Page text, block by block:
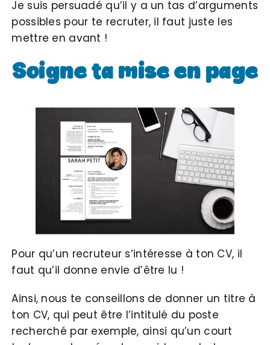
Je suis persuadé qu’il y a un tas d’arguments
possibles pour te recruter, il faut juste les
mettre en avant !
Soigne ta mise en page
Pour qu’un recruteur s’intéresse à ton CV, il
faut qu’il donne envie d’être lu !
Ainsi, nous te conseillons de donner un titre à
ton CV, qui peut être l’intitulé du poste
recherché par exemple, ainsi qu’un court